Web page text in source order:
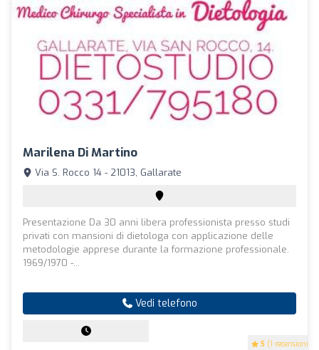
Marilena Di Martino
5 (1 recensioni)
Via S. Rocco 14 - 21013, Gallarate
Presentazione Da 30 anni libera professionista presso studi
privati con mansioni di dietologa con applicazione delle
metodologie apprese durante la formazione professionale.
1969/1970 -...
Vedi telefono